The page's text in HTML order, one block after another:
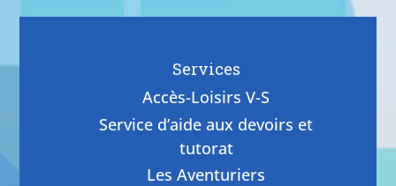
Services
Accès-Loisirs V-S
Service d’aide aux devoirs et
tutorat
Les Aventuriers